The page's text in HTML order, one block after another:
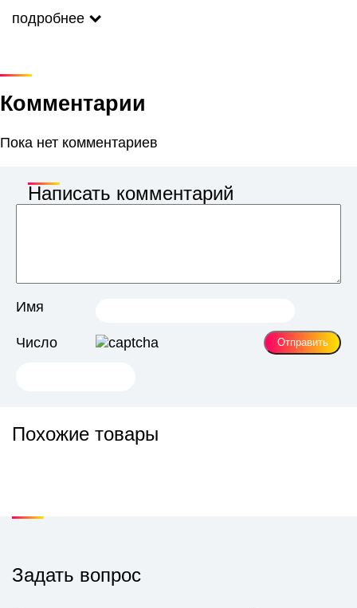
подробнее
Комментарии
Пока нет комментариев
Написать комментарий
Имя
Число
Похожие товары
Задать вопрос